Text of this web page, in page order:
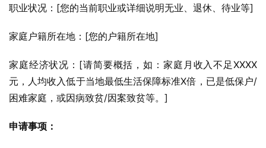
职业状况：[您的当前职业或详细说明无业、退休、待业等]
家庭户籍所在地：[您的户籍所在地]
家庭经济状况：[请简要概括，如：家庭月收入不足XXXX
元，人均收入低于当地最低生活保障标准X倍，已是低保户/
困难家庭，或因病致贫/因案致贫等。]
申请事项：